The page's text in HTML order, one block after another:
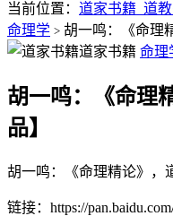
当前位置： 道家书籍_道
命理学 > 胡一鸣：《命理
道家书籍 命理
胡一鸣：《命理
品】
胡一鸣：《命理精论》，
链接：https://